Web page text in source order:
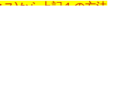
)から上記１の方法